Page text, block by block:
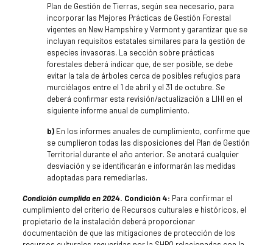
Plan de Gestión de Tierras, según sea necesario, para
incorporar las Mejores Prácticas de Gestión Forestal
vigentes en New Hampshire y Vermont y garantizar que se
incluyan requisitos estatales similares para la gestión de
especies invasoras. La sección sobre prácticas
forestales deberá indicar que, de ser posible, se debe
evitar la tala de árboles cerca de posibles refugios para
murciélagos entre el 1 de abril y el 31 de octubre. Se
deberá confirmar esta revisión/actualización a LIHI en el
siguiente informe anual de cumplimiento.
b)En los informes anuales de cumplimiento, confirme que
se cumplieron todas las disposiciones del Plan de Gestión
Territorial durante el año anterior. Se anotará cualquier
desviación y se identificarán e informarán las medidas
adoptadas para remediarlas.
Condición cumplida en 2024. Condición 4: Para confirmar el
cumplimiento del criterio de Recursos culturales e históricos, el
propietario de la instalación deberá proporcionar
documentación de que las mitigaciones de protección de los